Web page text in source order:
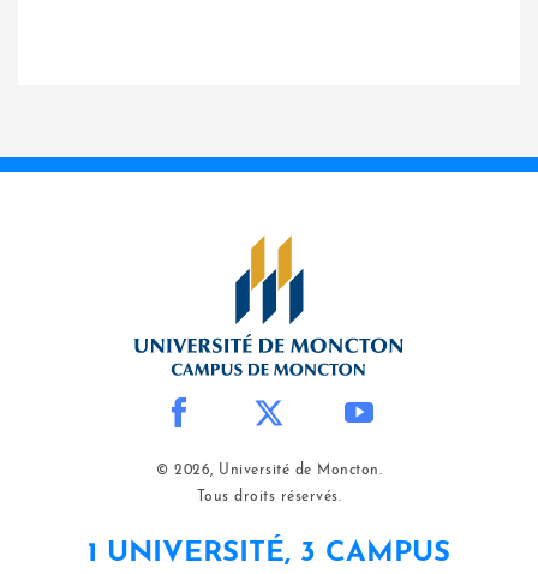
© 2026, Université de Moncton.
Tous droits réservés.
1 UNIVERSITÉ, 3 CAMPUS